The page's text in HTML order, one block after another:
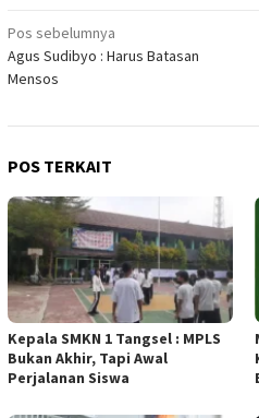
Navigasi
pos
Pos sebelumnya
Agus Sudibyo : Harus Batasan
Mensos
POS TERKAIT
Kepala SMKN 1 Tangsel : MPLS
Bukan Akhir, Tapi Awal
Perjalanan Siswa